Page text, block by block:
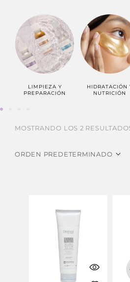
LIMPIEZA Y
PREPARACIÓN
HIDRATACIÓN
NUTRICIÓN
MOSTRANDO LOS 2
ORDEN PREDETERMINADO